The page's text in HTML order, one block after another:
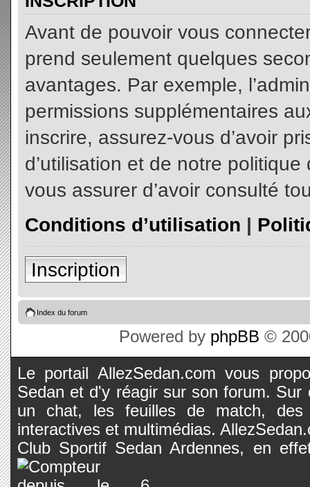
Avant de pouvoir vous
prend seulement quelques
avantages. Par exemple,
permissions supplémentaires
inscrire, assurez-vous d’avoir
d’utilisation et de notre
vous assurer d’avoir consulté
Conditions d’utilisation |
Inscription
Index du forum
Powered by phpBB ©
Le portail AllezSedan.com vous
Sedan et d'y réagir sur son forum.
un chat, les feuilles de match, des
interactives et multimédias.
Club Sportif Sedan Ardennes, en